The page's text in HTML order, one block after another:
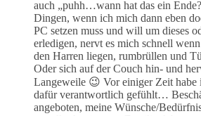
auch „puhh…wann hat das ein
Dingen, wenn ich mich dann eben
PC setzen muss und will um dieses
erledigen, nervt es mich schnell
den Harren liegen, rumbrüllen und
Oder sich auf der Couch hin- und
Langeweile 😉 Vor einiger Zeit habe
dafür verantwortlich gefühlt…
angeboten, meine Wünsche/